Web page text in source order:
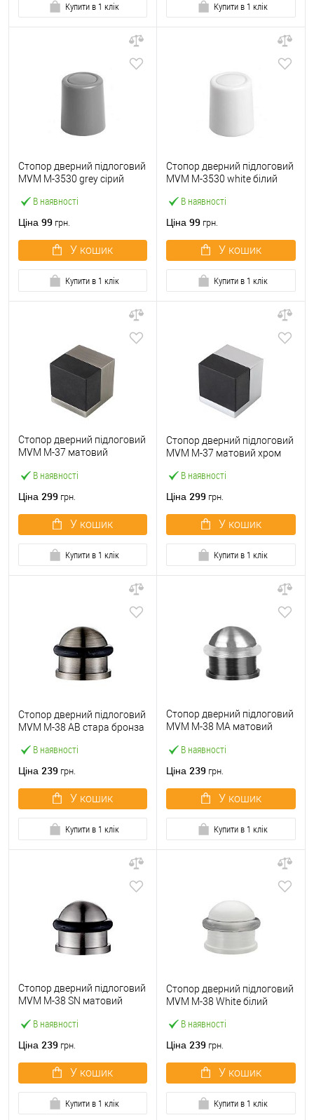
Купити в 1 клік Купити в 1 клік
В наявності
Стопор дверний підлоговий
MVM M-3530 grey сірий
Ціна 99 грн.
У кошик
Купити в 1 клік
В наявності
Стопор дверний підлоговий
MVM M-3530 white білий
Ціна 99 грн.
У кошик
Купити в 1 клік
В наявності
Стопор дверний підлоговий
MVM M-37 матовий
Ціна 299 грн.
У кошик
Купити в 1 клік
В наявності
Стопор дверний підлоговий
MVM M-37 матовий хром
Ціна 299 грн.
У кошик
Купити в 1 клік
В наявності
Стопор дверний підлоговий
MVM M-38 AB стара бронза
Ціна 239 грн.
У кошик
Купити в 1 клік
В наявності
Стопор дверний підлоговий
MVM M-38 MA матовий
Ціна 239 грн.
У кошик
Купити в 1 клік
В наявності
Стопор дверний підлоговий
MVM M-38 SN матовий
Ціна 239 грн.
У кошик
Купити в 1 клік
В наявності
Стопор дверний підлоговий
MVM M-38 White білий
Ціна 239 грн.
У кошик
Купити в 1 клік